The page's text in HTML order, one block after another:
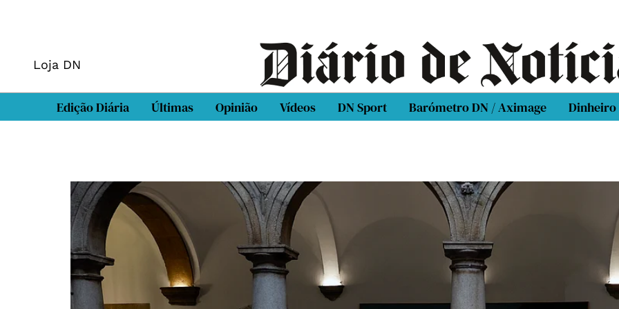
Loja DN
Edição Diária Últimas Opinião Vídeos DN Sport Barómetro DN / Aximage Dinheiro